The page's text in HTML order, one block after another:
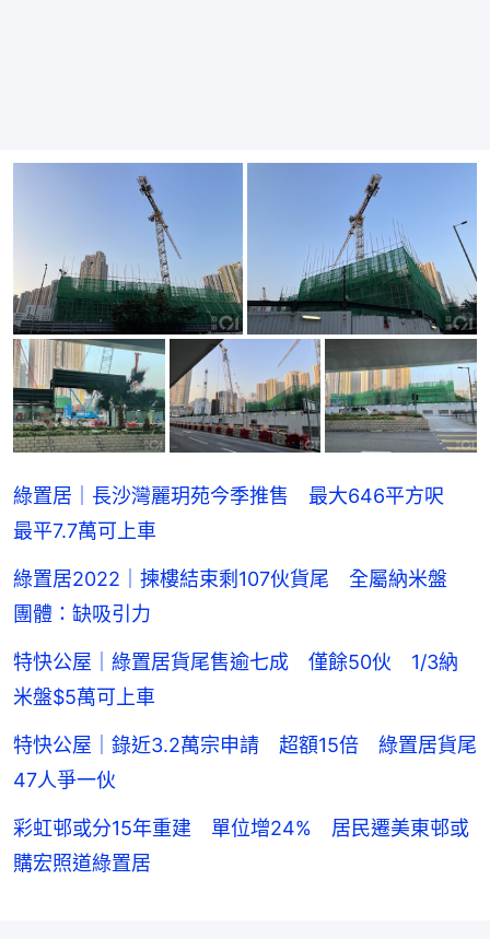
綠置居｜長沙灣麗玥苑今季推售 最大646平方呎
最平7.7萬可上車
綠置居2022｜揀樓結束剩107伙貨尾 全屬納米盤
團體：缺吸引力
特快公屋｜綠置居貨尾售逾七成 僅餘50伙 1/3納
米盤$5萬可上車
特快公屋｜錄近3.2萬宗申請 超額15倍 綠置居貨尾
47人爭一伙
彩虹邨或分15年重建 單位增24% 居民遷美東邨或
購宏照道綠置居